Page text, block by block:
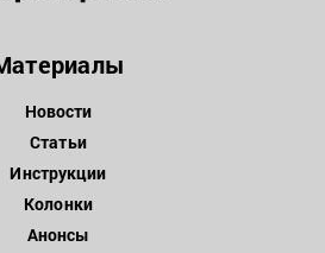
Новости
Статьи
Инструкции
Колонки
Анонсы